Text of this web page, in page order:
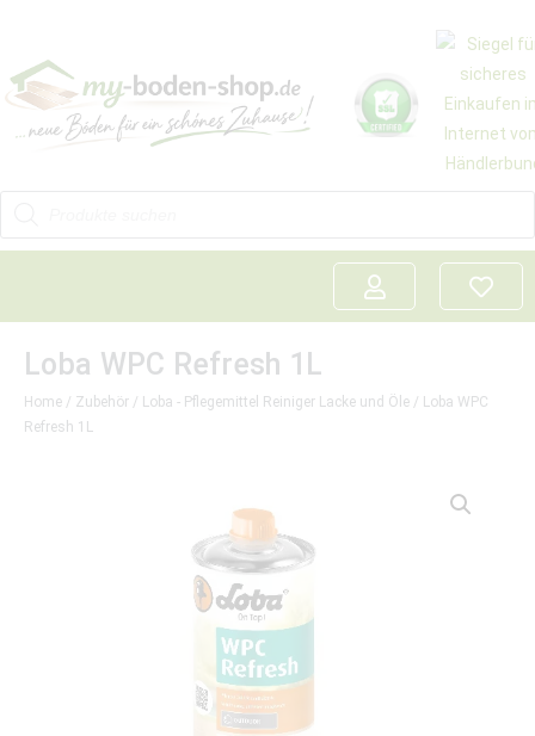
Loba WPC Refresh 1L
Home / Zubehör / Loba - Pflegemittel Reiniger Lacke und Öle / Loba WPC
Refresh 1L